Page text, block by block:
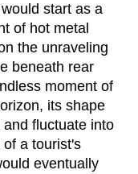
start as a
of hot metal
the unraveling
beneath rear
moment of
its shape
fluctuate into
of a tourist's
eventually